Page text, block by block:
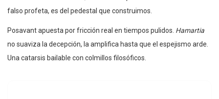
falso profeta, es del pedestal que construimos.
Posavant apuesta por fricción real en tiempos pulidos. Hamartia
no suaviza la decepción, la amplifica hasta que el espejismo arde.
Una catarsis bailable con colmillos filosóficos.